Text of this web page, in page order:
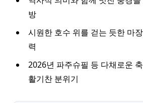
방
시원한 호수 위를 걷는 듯한 마
력
2026년 파주슈필 등 다채로운
활기찬 분위기